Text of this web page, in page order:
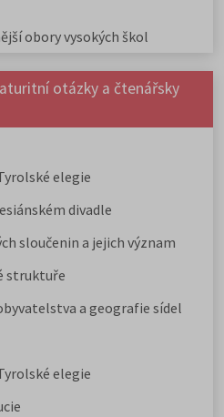
obory vysokých škol
otázky a čtenářsky
elegie
divadle
sloučenin a jejich význam
struktuře
a geografie sídel
elegie